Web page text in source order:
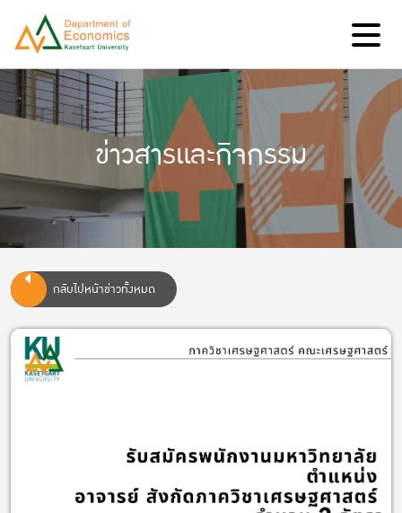
ข่าวสารและกิจกรรม
กลับไปหน้าข่าวทั้งหมด